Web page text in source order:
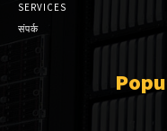
SERVICES
संपर्क